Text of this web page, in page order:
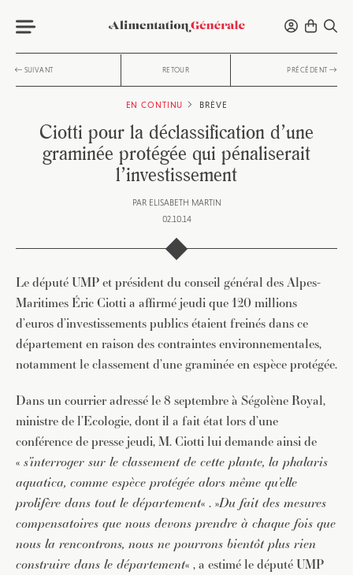
SUIVANT RETOUR PRÉCÉDENT
EN CONTINU BRÈVE
Ciotti pour la déclassification d’une
graminée protégée qui pénaliserait
l’investissement
PAR ELISABETH MARTIN
02.10.14
Le député UMP et président du conseil général des Alpes-
Maritimes Éric Ciotti a affirmé jeudi que 120 millions
d’euros d’investissements publics étaient freinés dans ce
département en raison des contraintes environnementales,
notamment le classement d’une graminée en espèce protégée.
Dans un courrier adressé le 8 septembre à Ségolène Royal,
ministre de l’Ecologie, dont il a fait état lors d’une
conférence de presse jeudi, M. Ciotti lui demande ainsi de
« s’interroger sur le classement de cette plante, la phalaris
aquatica, comme espèce protégée alors même qu’elle
prolifère dans tout le département« . »Du fait des mesures
compensatoires que nous devons prendre à chaque fois que
nous la rencontrons, nous ne pourrons bientôt plus rien
construire dans le département« , a estimé le député UMP